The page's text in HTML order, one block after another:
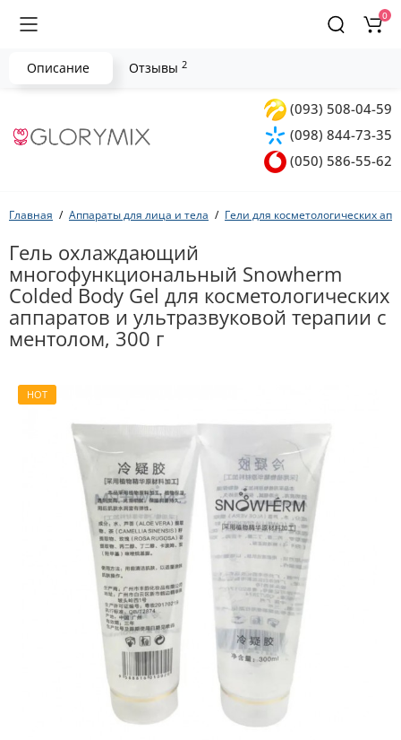
(093) 508-04-59
(098) 844-73-35
(050) 586-55-62
0
Главная Аппараты для лица и тела Гели для косметологических
Гель охлаждающий
многофункциональный Snowherm
Colded Body Gel для косметологических
аппаратов и ультразвуковой терапии с
ментолом, 300 г
HOT
Описание Отзывы 2